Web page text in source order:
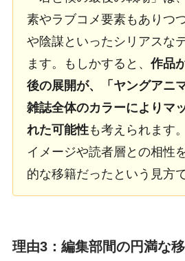
素やラブコメ要素もありつ
や陰謀といったシリアスな
ます。もしかすると、 作品
後の展開が、「ヤングアニ
雑誌全体のカラーによりマ
れた可能性も考えられます
イメージや読者層との相性
的な移籍だったという見方で
理由3：編集部間の円満な